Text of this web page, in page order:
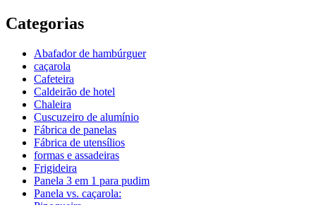
Categorias
Abafador de hambúrguer
caçarola
Cafeteira
Caldeirão de hotel
Chaleira
Cuscuzeiro de alumínio
Fábrica de panelas
Fábrica de utensílios
formas e assadeiras
Frigideira
Panela 3 em 1 para pudim
Panela vs. caçarola: